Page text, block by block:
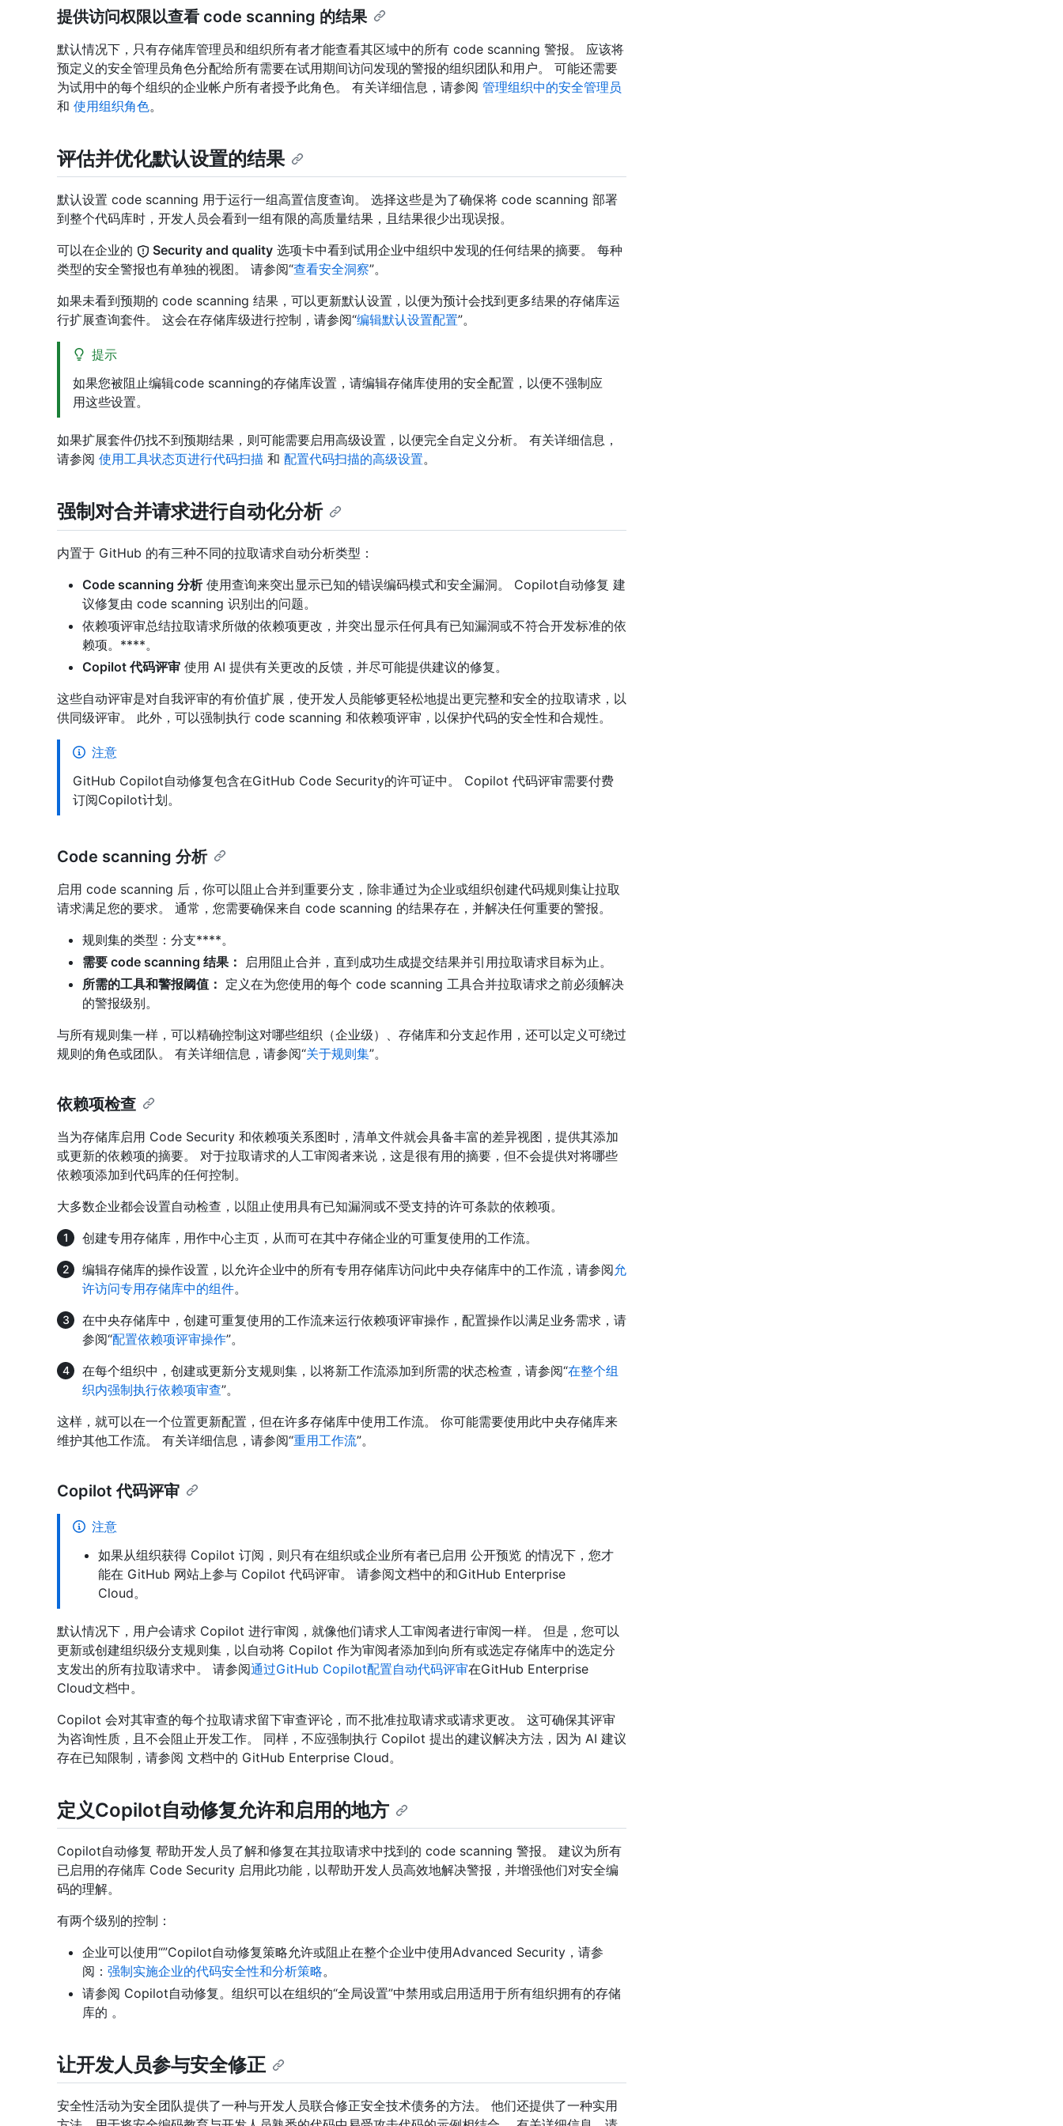
提供访问权限以查看 code scanning 的结果
默认情况下，只有存储库管理员和组织所有者才能查看其区域中的所有 code scanning 警报。 应该将
预定义的安全管理员角色分配给所有需要在试用期间访问发现的警报的组织团队和用户。 可能还需要
为试用中的每个组织的企业帐户所有者授予此角色。 有关详细信息，请参阅 管理组织中的安全管理员
和 使用组织角色。
评估并优化默认设置的结果
默认设置 code scanning 用于运行一组高置信度查询。 选择这些是为了确保将 code scanning 部署
到整个代码库时，开发人员会看到一组有限的高质量结果，且结果很少出现误报。
可以在企业的
Security and quality 选项卡中看到试用企业中组织中发现的任何结果的摘要。 每种
类型的安全警报也有单独的视图。 请参阅“查看安全洞察”。
如果未看到预期的 code scanning 结果，可以更新默认设置，以便为预计会找到更多结果的存储库运
行扩展查询套件。 这会在存储库级进行控制，请参阅“编辑默认设置配置”。
提示
如果您被阻止编辑code scanning的存储库设置，请编辑存储库使用的安全配置，以便不强制应
用这些设置。
如果扩展套件仍找不到预期结果，则可能需要启用高级设置，以便完全自定义分析。 有关详细信息，
请参阅 使用工具状态页进行代码扫描 和 配置代码扫描的高级设置。
强制对合并请求进行自动化分析
内置于 GitHub 的有三种不同的拉取请求自动分析类型：
Code scanning 分析使用查询来突出显示已知的错误编码模式和安全漏洞。 Copilot自动修复 建
议修复由 code scanning 识别出的问题。
依赖项评审总结拉取请求所做的依赖项更改，并突出显示任何具有已知漏洞或不符合开发标准的依
赖项。****。
Copilot 代码评审 使用 AI 提供有关更改的反馈，并尽可能提供建议的修复。
这些自动评审是对自我评审的有价值扩展，使开发人员能够更轻松地提出更完整和安全的拉取请求，以
供同级评审。 此外，可以强制执行 code scanning 和依赖项评审，以保护代码的安全性和合规性。
注意
GitHub Copilot自动修复包含在GitHub Code Security的许可证中。 Copilot 代码评审需要付费
订阅Copilot计划。
Code scanning 分析
启用 code scanning 后，你可以阻止合并到重要分支，除非通过为企业或组织创建代码规则集让拉取
请求满足您的要求。 通常，您需要确保来自 code scanning 的结果存在，并解决任何重要的警报。
规则集的类型：分支****。
需要 code scanning 结果：
启用阻止合并，直到成功生成提交结果并引用拉取请求目标为止。
所需的工具和警报阈值： 定义在为您使用的每个 code scanning 工具合并拉取请求之前必须解决
的警报级别。
与所有规则集一样，可以精确控制这对哪些组织（企业级）、存储库和分支起作用，还可以定义可绕过
规则的角色或团队。 有关详细信息，请参阅“关于规则集”。
依赖项检查
当为存储库启用 Code Security 和依赖项关系图时，清单文件就会具备丰富的差异视图，提供其添加
或更新的依赖项的摘要。 对于拉取请求的人工审阅者来说，这是很有用的摘要，但不会提供对将哪些
依赖项添加到代码库的任何控制。
大多数企业都会设置自动检查，以阻止使用具有已知漏洞或不受支持的许可条款的依赖项。
创建专用存储库，用作中心主页，从而可在其中存储企业的可重复使用的工作流。
编辑存储库的操作设置，以允许企业中的所有专用存储库访问此中央存储库中的工作流，请参阅允
许访问专用存储库中的组件。
在中央存储库中，创建可重复使用的工作流来运行依赖项评审操作，配置操作以满足业务需求，请
参阅“配置依赖项评审操作”。
在每个组织中，创建或更新分支规则集，以将新工作流添加到所需的状态检查，请参阅“在整个组
织内强制执行依赖项审查”。
这样，就可以在一个位置更新配置，但在许多存储库中使用工作流。 你可能需要使用此中央存储库来
维护其他工作流。 有关详细信息，请参阅“重用工作流”。
Copilot 代码评审
注意
如果从组织获得 Copilot 订阅，则只有在组织或企业所有者已启用 公开预览 的情况下，您才
能在 GitHub 网站上参与 Copilot 代码评审。 请参阅文档中的和GitHub Enterprise
Cloud。
默认情况下，用户会请求 Copilot 进行审阅，就像他们请求人工审阅者进行审阅一样。 但是，您可以
更新或创建组织级分支规则集，以自动将 Copilot 作为审阅者添加到向所有或选定存储库中的选定分
支发出的所有拉取请求中。 请参阅通过GitHub Copilot配置自动代码评审在GitHub Enterprise
Cloud文档中。
Copilot 会对其审查的每个拉取请求留下审查评论，而不批准拉取请求或请求更改。 这可确保其评审
为咨询性质，且不会阻止开发工作。 同样，不应强制执行 Copilot 提出的建议解决方法，因为 AI 建议
存在已知限制，请参阅 文档中的 GitHub Enterprise Cloud。
定义Copilot自动修复允许和启用的地方
Copilot自动修复 帮助开发人员了解和修复在其拉取请求中找到的 code scanning 警报。 建议为所有
已启用的存储库 Code Security 启用此功能，以帮助开发人员高效地解决警报，并增强他们对安全编
码的理解。
有两个级别的控制：
企业可以使用“”Copilot自动修复策略允许或阻止在整个企业中使用Advanced Security，请参
阅： 强制实施企业的代码安全性和分析策略。
请参阅 Copilot自动修复。组织可以在组织的“全局设置”中禁用或启用适用于所有组织拥有的存储
库的 。
让开发人员参与安全修正
安全性活动为安全团队提供了一种与开发人员联合修正安全技术债务的方法。 他们还提供了一种实用